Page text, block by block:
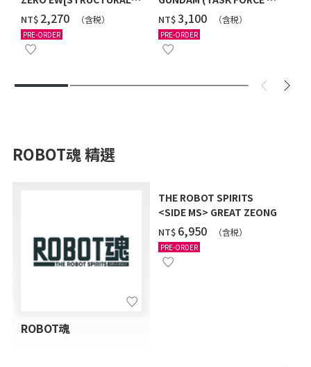
COATING/BLACK] [2026年
12月發送]
NT$ ‌2,270 （含税）
PRE-ORDER
Ver.) [2026年10月發送]
NT$‌3,100 （含税）
PRE-ORDER
ROBOT魂 精選
ROBOT魂
THE ROBOT SPIRITS
<SIDE MS> GREAT ZEONG
NT$ ‌6,950 （含税）
PRE-ORDER